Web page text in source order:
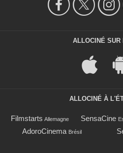
ALLOCINÉ SUR
ALLOCINÉ À
Filmstarts Allemagne SensaCine
AdoroCinema Brésil